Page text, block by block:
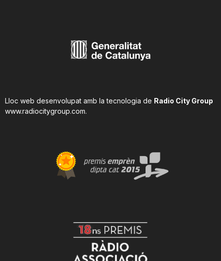
Lloc web desenvolupat amb la tecnologia de Radio City Group
www.radiocitygroup.com.